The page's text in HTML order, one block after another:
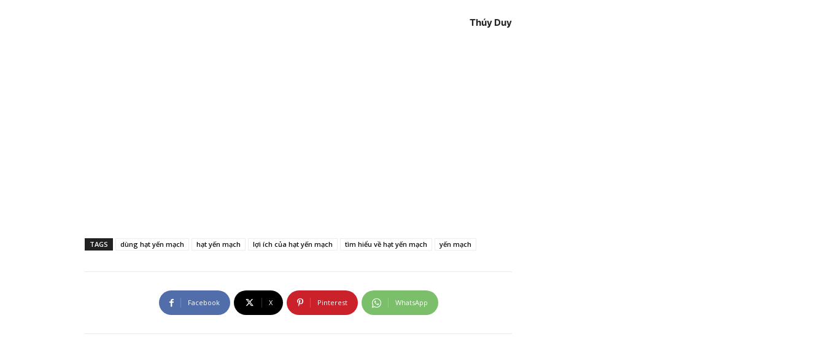
Thúy Duy
TAGS dùng hạt yến mạch hạt yến mạch lợi ích của hạt yến mạch tìm hiểu về hạt yến mạch yến mạch
Facebook X Pinterest WhatsApp